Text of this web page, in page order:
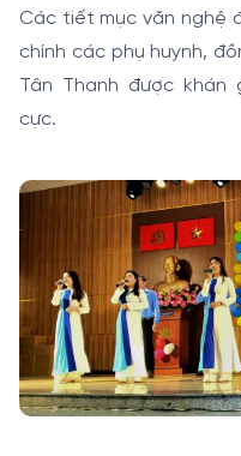
Các tiết mục văn nghệ
chính các phụ huynh,
Tân Thanh được khán
cực.